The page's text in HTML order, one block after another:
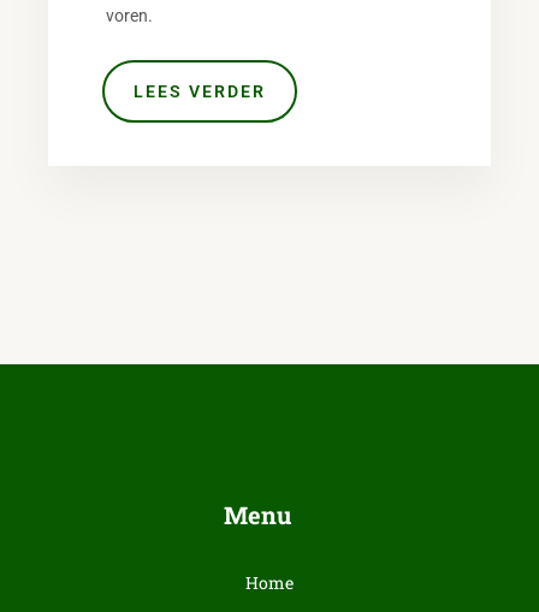
voren.
LEES VERDER
Menu
Home